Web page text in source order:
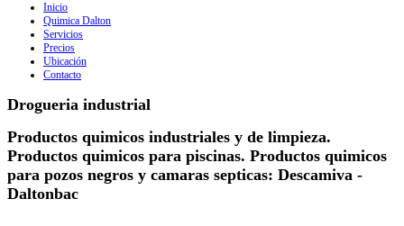
Inicio
Quimica Dalton
Servicios
Precios
Ubicación
Contacto
Drogueria industrial
Productos quimicos industriales y de limpieza.
Productos quimicos para piscinas. Productos quimicos
para pozos negros y camaras septicas: Descamiva -
Daltonbac